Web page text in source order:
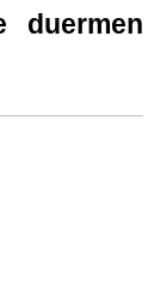
duermen